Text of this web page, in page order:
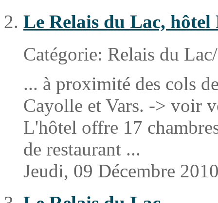
Le Relais du Lac,
Catégorie: Relais du
... à proximité des cols
Cayolle et Vars. -> voir
L'hôtel offre 17 chambre
de restaurant ...
Jeudi, 09 Décembre